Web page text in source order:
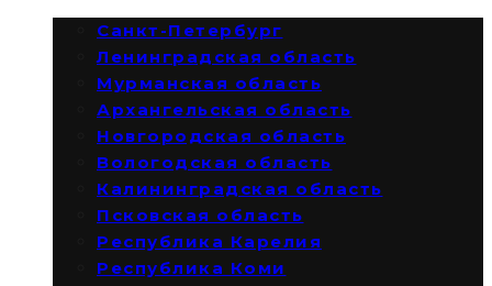
Санкт-Петербург
Ленинградская область
Мурманская область
Архангельская область
Новгородская область
Вологодская область
Калининградская область
Псковская область
Республика Карелия
Республика Коми